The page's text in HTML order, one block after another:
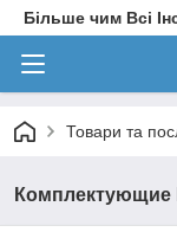
Більше чим Всі
Товари та
Комплектующие